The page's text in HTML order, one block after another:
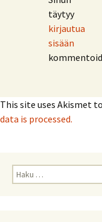
täytyy
kirjautua
sisään
This site uses Akismet
data is processed.
Haku: